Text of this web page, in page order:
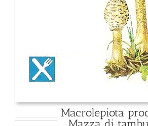
Macrolepiota